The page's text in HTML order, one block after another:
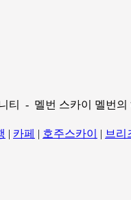
티 - 멜번 스카이 멜번의
| 카페 | 호주스카이 | 브리